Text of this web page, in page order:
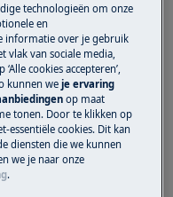
commande.
pour confirmer
rechercher et
de base.
la molette de
Service
technologieën om onze
en
informatie over je gebruik
vlak van sociale media,
cookies accepteren’,
kunnen weje ervaring
op maat
tonen. Door te klikken op
essentiële cookies. Dit kan
diensten die we kunnen
we je naar onze
.